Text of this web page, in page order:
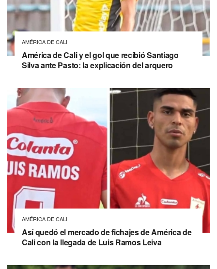
AMÉRICA DE CALI
América de Cali y el gol que recibió Santiago
Silva ante Pasto: la explicación del arquero
AMÉRICA DE CALI
Así quedó el mercado de fichajes de América de
Cali con la llegada de Luis Ramos Leiva